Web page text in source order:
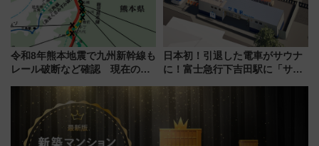
令和8年熊本地震で九州新幹線も
レール破断など確認 現在の運
日本初！引退した電車がサウナ
に！富士急行下吉田駅に「サ電
業 行き交う電車の音や振動を
感じながら「ととのう」新感覚